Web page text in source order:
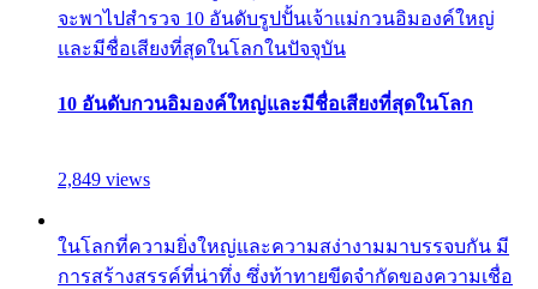
จะพาไปสำรวจ 10 อันดับรูปปั้นเจ้าแม่กวนอิมองค์ใหญ่
และมีชื่อเสียงที่สุดในโลกในปัจจุบัน
10 อันดับกวนอิมองค์ใหญ่และมีชื่อเสียงที่สุดในโลก
2,849 views
ในโลกที่ความยิ่งใหญ่และความสง่างามมาบรรจบกัน มี
การสร้างสรรค์ที่น่าทึ่ง ซึ่งท้าทายขีดจำกัดของความเชื่อ